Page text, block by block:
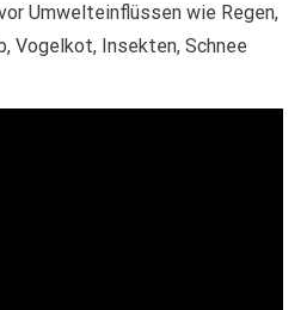
Umwelteinflüssen wie Regen,
Vogelkot, Insekten, Schnee